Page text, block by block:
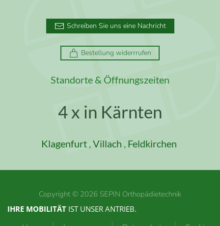
Schreiben Sie uns eine Nachricht
Bestellung widerrrufen
Standorte & Öffnungszeiten
4 x in Kärnten
Klagenfurt ,Villach , Feldkirchen
Copyright © 2026 SEPIN Orthopädietechnik
IHRE MOBILITÄT IST UNSER ANTRIEB.